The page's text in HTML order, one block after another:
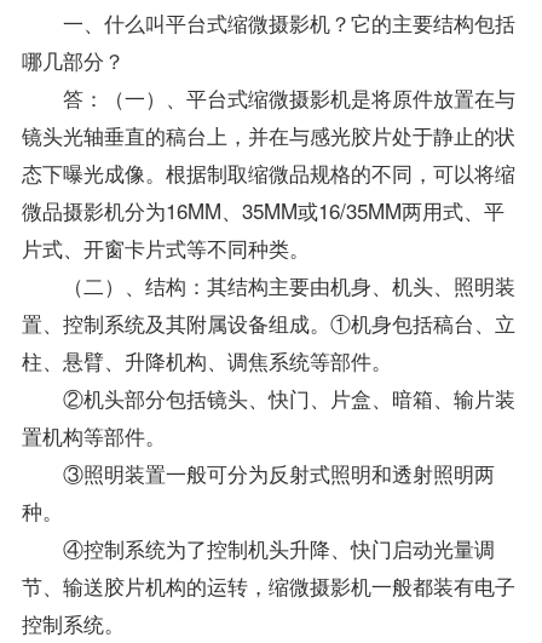
一、什么叫平台式缩微摄影机？它的主要结构包括
哪几部分？
答：（一）、平台式缩微摄影机是将原件放置在与
镜头光轴垂直的稿台上，并在与感光胶片处于静止的状
态下曝光成像。根据制取缩微品规格的不同，可以将缩
微品摄影机分为16MM、35MM或16/35MM两用式、平
片式、开窗卡片式等不同种类。
（二）、结构：其结构主要由机身、机头、照明装
置、控制系统及其附属设备组成。①机身包括稿台、立
柱、悬臂、升降机构、调焦系统等部件。
②机头部分包括镜头、快门、片盒、暗箱、输片装
置机构等部件。
③照明装置一般可分为反射式照明和透射照明两
种。
④控制系统为了控制机头升降、快门启动光量调
节、输送胶片机构的运转，缩微摄影机一般都装有电子
控制系统。